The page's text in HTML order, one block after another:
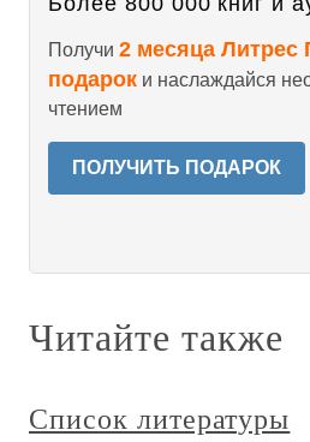
Получи 2 месяца Литрес
подарок и наслаждайся
чтением
ПОЛУЧИТЬ ПОДАРОК
Читайте также
Список литературы